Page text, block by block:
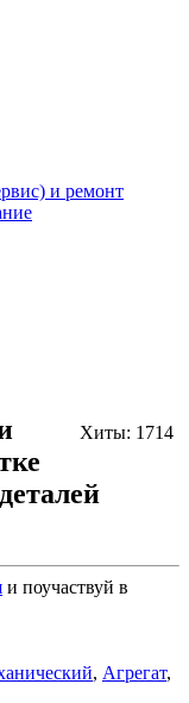
и ремонт
Хиты: 1714
и поучаствуй в
, Агрегат,